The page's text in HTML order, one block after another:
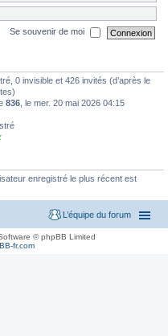
Se souvenir de moi
0 invisible et 426 invités (d’après le
836 , le mer. 20 mai 2026 04:15
enregistré le plus récent est
L’équipe du forum
© phpBB Limited
fr.com